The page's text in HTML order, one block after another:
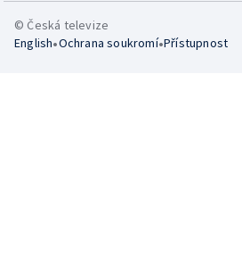
© Česká televize
English•Ochrana soukromí•Přístupnost